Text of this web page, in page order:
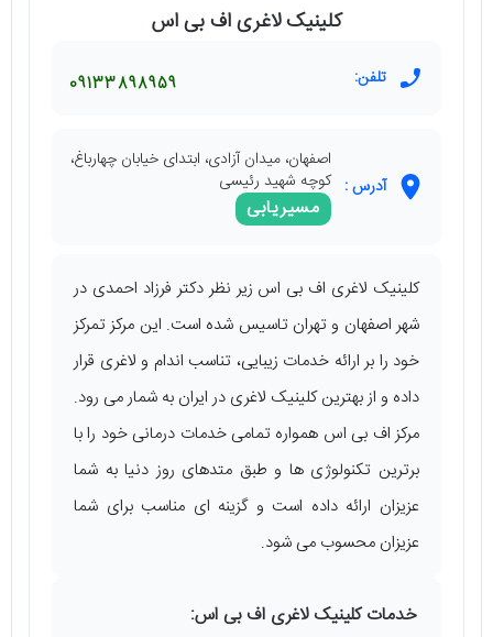
کلینیک لاغری اف بی اس
تلفن: 09133898959
آدرس :
اصفهان، میدان آزادی، ابتدای خیابان چهارباغ،
کوچه شهید رئیسی
مسیریابی
کلینیک لاغری اف بی اس زیر نظر دکتر فرزاد احمدی در
شهر اصفهان و تهران تاسیس شده است. این مرکز تمرکز
خود را بر ارائه خدمات زیبایی، تناسب اندام و لاغری قرار
داده و از بهترین کلینیک لاغری در ایران به شمار می ‌رود.
مرکز اف بی اس همواره تمامی خدمات درمانی خود را با
برترین تکنولوژی ‌ها و طبق متدهای روز دنیا به شما
عزیزان ارائه داده است و گزینه ای مناسب برای شما
عزیزان محسوب می شود.
خدمات کلینیک لاغری اف بی اس: